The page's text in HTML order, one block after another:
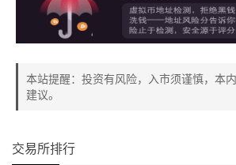
本站提醒：投资有风险，入市须谨慎，本
建议。
交易所排行